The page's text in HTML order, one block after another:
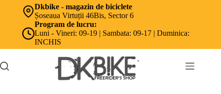
Dkbike - magazin de biciclete
Șoseaua Virtuții 46Bis, Sector 6
Program de lucru:
Luni - Vineri: 09-19 | Sambata: 09-17 | Duminica:
INCHIS